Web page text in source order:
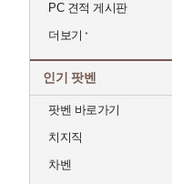
PC 견적 게시판
더보기
인기 팟벤
팟벤 바로가기
치지직
차벤